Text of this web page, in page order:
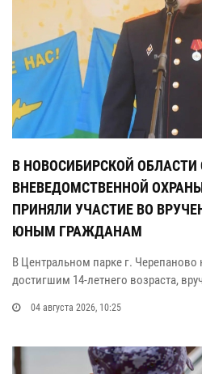
В НОВОСИБИРСКОЙ ОБЛАСТИ
ВНЕВЕДОМСТВЕННОЙ
ПРИНЯЛИ УЧАСТИЕ ВО
ЮНЫМ ГРАЖДАНАМ
В Центральном парке г.
достигшим 14-летнего возраста,
04 августа 2026, 10:25